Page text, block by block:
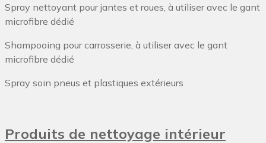
Spray nettoyant pour jantes et roues, à utiliser avec le gant
microfibre dédié
Shampooing pour carrosserie, à utiliser avec le gant
microfibre dédié
Spray soin pneus et plastiques extérieurs
Produits de nettoyage intérieur